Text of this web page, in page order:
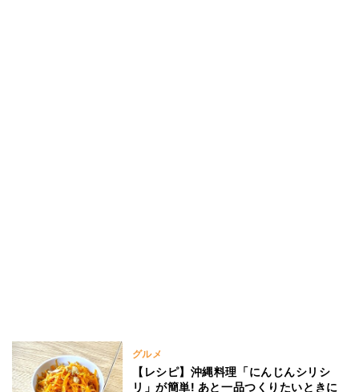
グルメ
【レシピ】沖縄料理「にんじんシリシ
リ」が簡単! あと一品つくりたいときに